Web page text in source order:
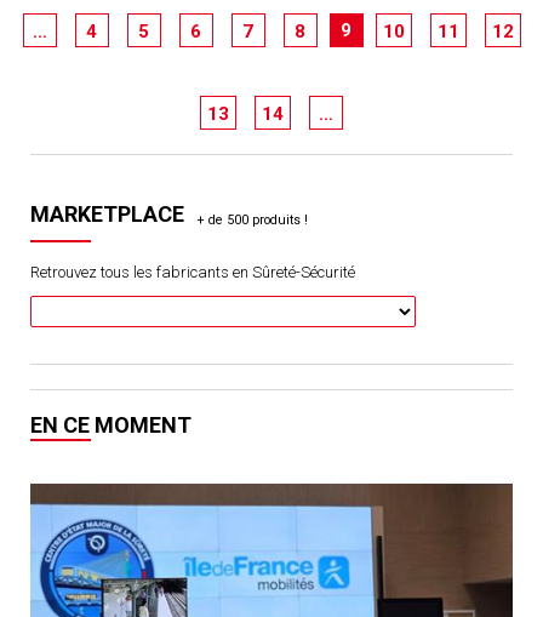
… 4 5 6 7 8 9 10 11 12
13 14 …
MARKETPLACE
Retrouvez tous les fabricants en Sûreté-Sécurité
EN CE MOMENT